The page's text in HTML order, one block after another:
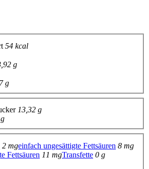
54 kcal
g
g
13,32 g
2 mgeinfach ungesättigte Fettsäuren 8 mg
Fettsäuren 11 mgTransfette 0 g